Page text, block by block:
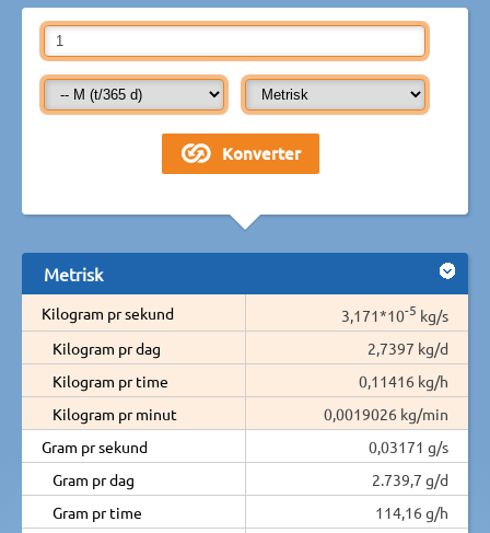
Metrisk
Kilogram pr sekund 3,171*10-5 kg/s
Kilogram pr dag
2,7397 kg/d
Kilogram pr time
0,11416 kg/h
Kilogram pr minut
0,0019026 kg/min
Gram pr sekund
0,03171 g/s
Gram pr dag
2.739,7 g/d
Gram pr time
114,16 g/h